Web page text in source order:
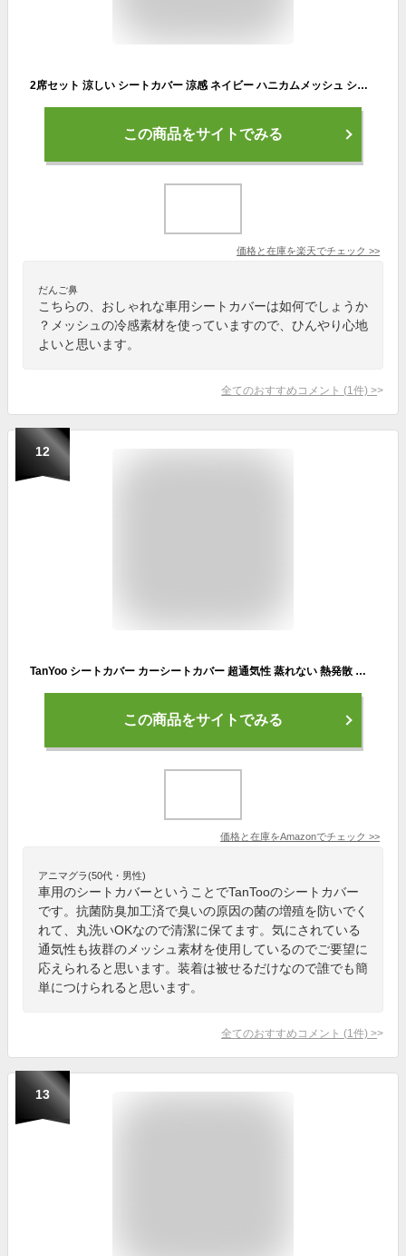
2席セット 涼しい シートカバー 涼感 ネイビー ハニカムメッシュ シューティングスター シングル 運転席・助手席用 汎用 軽自動車 普通車 トラック 洗える 布 かわいい カー シート カバー 車 内装パーツのCARESTAR ケアスター
この商品をサイトでみる
価格と在庫を楽天でチェック >>
だんご鼻
こちらの、おしゃれな車用シートカバーは如何でしょうか
？メッシュの冷感素材を使っていますので、ひんやり心地
よいと思います。
全てのおすすめコメント (1 件) >
12
TanYoo シートカバー カーシートカバー 超通気性 蒸れない 熱発散 丸洗える クールシートカバー メッシュ素材 ずれにくい ポケット付き シート保護 ブラック （シートカバーブラック）
この商品をサイトでみる
価格と在庫をAmazonでチェック >>
アニマグラ(50代・男性)
車用のシートカバーということでTanTooのシートカバー
です。抗菌防臭加工済で臭いの原因の菌の増殖を防いでく
れて、丸洗いOKなので清潔に保てます。気にされている
通気性も抜群のメッシュ素材を使用しているのでご要望に
応えられると思います。装着は被せるだけなので誰でも簡
単につけられると思います。
全てのおすすめコメント (1 件) >
13